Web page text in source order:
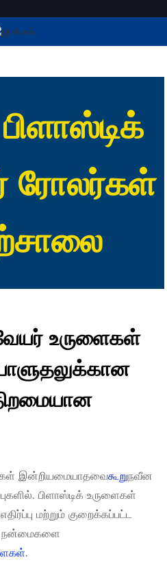
உருளைகள்
உருளைகள்
இன்றியமையாதவைகூறுநவீன
பிளாஸ்டிக் உருளைகள்
மற்றும் குறைக்கப்பட்ட
நன்மைகளை
.